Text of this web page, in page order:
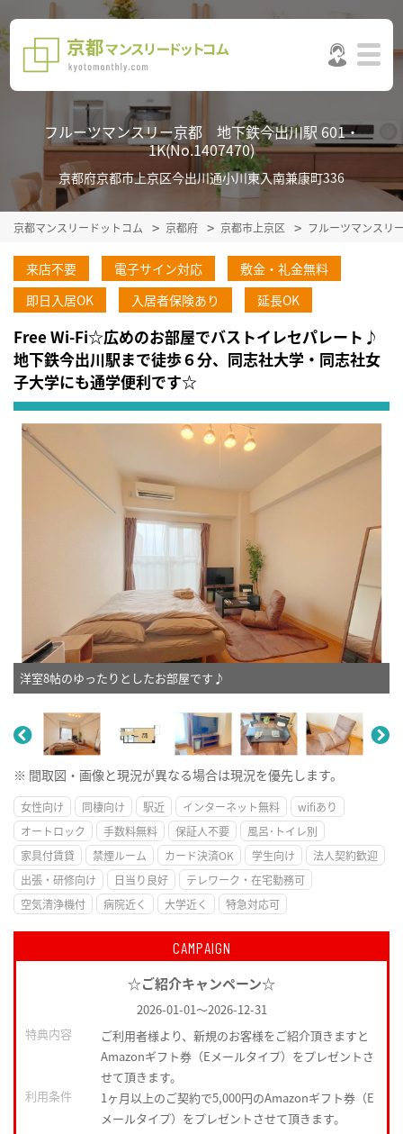
フルーツマンスリー京都 地下鉄今出川駅 601・
1K(No.1407470)
京都府京都市上京区今出川通小川東入南兼康町336
京都マンスリードットコム 京都府 京都市上京区 フルーツマンスリ
来店不要 電子サイン対応
敷金・礼金無料
即日入居OK
入居者保険あり 延長OK
Free Wi-Fi☆広めのお部屋でバストイレセパレート♪
地下鉄今出川駅まで徒歩６分、同志社大学・同志社女
子大学にも通学便利です☆
洋室8帖のゆったりとしたお部屋です♪
※ 間取図・画像と現況が異なる場合は現況を優先します。
女性向け 同棲向け 駅近 インターネット無料
wifiあり
オートロック
手数料無料 保証人不要
風呂･トイレ別
家具付賃貸
禁煙ルーム カード決済OK 学生向け
法人契約歓迎
出張・研修向け
日当り良好
テレワーク・在宅勤務可
空気清浄機付
病院近く 大学近く 特急対応可
CAMPAIGN
☆ご紹介キャンペーン☆
2026-01-01～2026-12-31
特典内容
ご利用者様より、新規のお客様をご紹介頂きますと
Amazonギフト券（Eメールタイプ）をプレゼントさ
せて頂きます。
利用条件
1ヶ月以上のご契約で5,000円のAmazonギフト券（E
メールタイプ）をプレゼントさせて頂きます。